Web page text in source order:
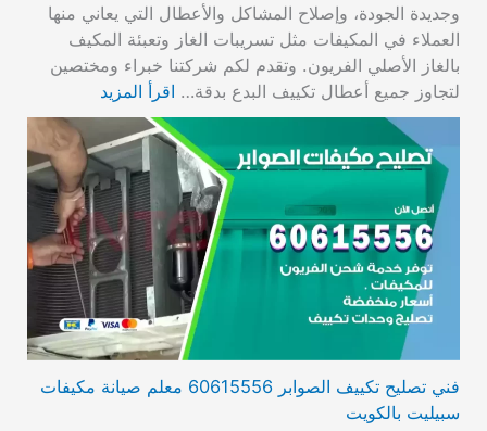
وجديدة الجودة، وإصلاح المشاكل والأعطال التي يعاني منها
العملاء في المكيفات مثل تسريبات الغاز وتعبئة المكيف
بالغاز الأصلي الفريون. وتقدم لكم شركتنا خبراء ومختصين
لتجاوز جميع أعطال تكييف البدع بدقة… اقرأ المزيد
فني تصليح تكييف الصوابر 60615556 معلم صيانة مكيفات
سبيليت بالكويت